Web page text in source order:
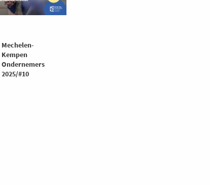
Mechelen-
Kempen
Ondernemers
2025/#10